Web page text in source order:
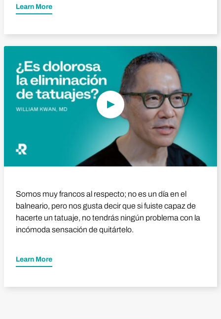
Learn More
Reproducir vídeo
Somos muy francos al respecto; no es un día en el
balneario, pero nos gusta decir que si fuiste capaz de
hacerte un tatuaje, no tendrás ningún problema con la
incómoda sensación de quitártelo.
Learn More